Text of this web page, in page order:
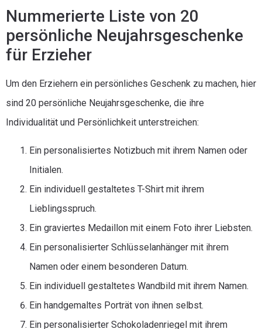
Nummerierte Liste von 20
persönliche Neujahrsgeschenke
für Erzieher
Um den Erziehern ein persönliches Geschenk zu machen, hier
sind 20 persönliche Neujahrsgeschenke, die ihre
Individualität und Persönlichkeit unterstreichen:
Ein personalisiertes Notizbuch mit ihrem Namen oder
Initialen.
Ein individuell gestaltetes T-Shirt mit ihrem
Lieblingsspruch.
Ein graviertes Medaillon mit einem Foto ihrer Liebsten.
Ein personalisierter Schlüsselanhänger mit ihrem
Namen oder einem besonderen Datum.
Ein individuell gestaltetes Wandbild mit ihrem Namen.
Ein handgemaltes Porträt von ihnen selbst.
Ein personalisierter Schokoladenriegel mit ihrem